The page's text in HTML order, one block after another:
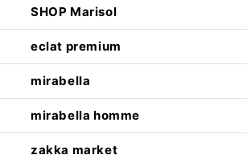
SHOP Marisol
eclat premium
mirabella
mirabella homme
zakka market